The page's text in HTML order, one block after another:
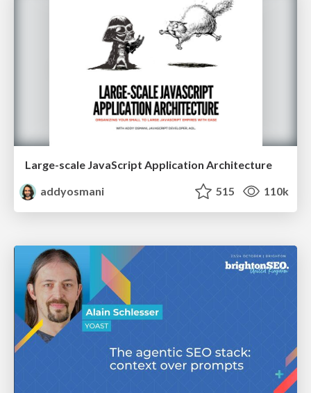
Large-scale JavaScript Application Architecture
addyosmani
515 110k